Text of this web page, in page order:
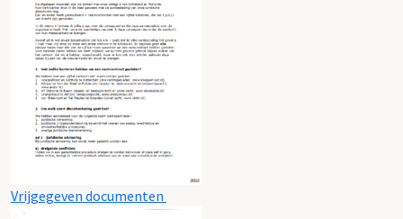
Vrijgegeven documenten